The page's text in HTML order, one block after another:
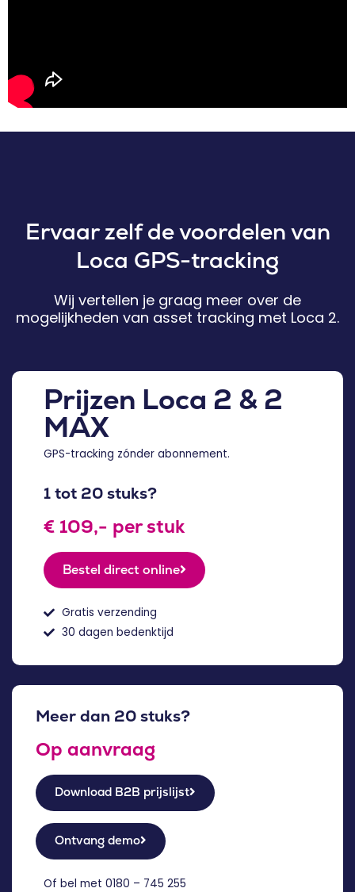
Ervaar zelf de voordelen van
Loca GPS-tracking
Wij vertellen je graag meer over de
mogelijkheden van asset tracking met Loca 2.
Prijzen Loca 2 & 2
MAX
GPS-tracking zónder abonnement.
1 tot 20 stuks?
€ 109,- per stuk
Bestel direct online
Gratis verzending
30 dagen bedenktijd
Meer dan 20 stuks?
Op aanvraag
Download B2B prijslijst
Ontvang demo
Of bel met 0180 – 745 255